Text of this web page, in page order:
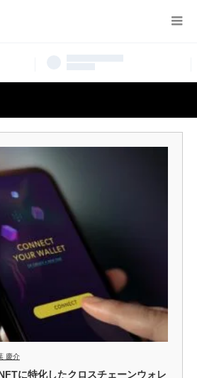
慶介
に特化したクロスチェーンウォレ